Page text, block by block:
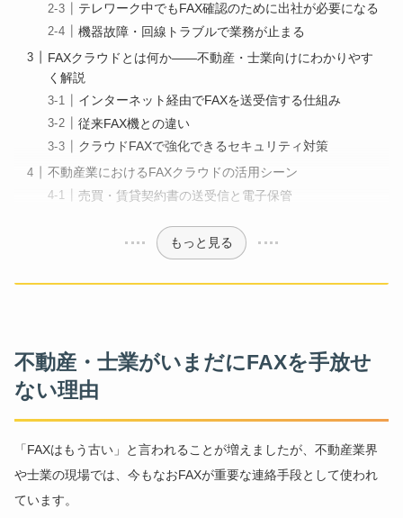
テレワーク中でもFAX確認のために出社が必要になる
機器故障・回線トラブルで業務が止まる
FAXクラウドとは何か——不動産・士業向けにわかりやす
く解説
インターネット経由でFAXを送受信する仕組み
従来FAX機との違い
クラウドFAXで強化できるセキュリティ対策
不動産業におけるFAXクラウドの活用シーン
売買・賃貸契約書の送受信と電子保管
もっと見る
不動産・士業がいまだにFAXを手放せ
ない理由
「FAXはもう古い」と言われることが増えましたが、不動産業界
や士業の現場では、今もなおFAXが重要な連絡手段として使われ
ています。